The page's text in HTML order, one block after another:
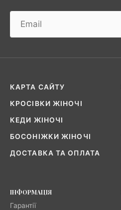
КАРТА САЙТУ
КРОСІВКИ ЖІНОЧІ
КЕДИ ЖІНОЧІ
БОСОНІЖКИ ЖІНОЧІ
ДОСТАВКА ТА ОПЛАТА
ІНФОРМАЦІЯ
Гарантії